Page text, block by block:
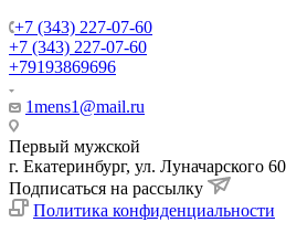
+7 (343) 227-07-60
+7 (343) 227-07-60
+79193869696
1mens1@mail.ru
Первый мужской
г. Екатеринбург, ул. Луначарского 60
Подписаться на рассылку
Политика конфиденциальности